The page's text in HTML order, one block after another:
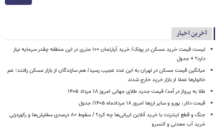
آخرین اخبار
لیست قیمت خرید مسکن در پونک/ خرید آپارتمان ۱۰۰ متری در این منطقه چقدر سرمایه نیاز
دارد؟ + جدول
میانگین قیمت مسکن در تهران به این عدد عجیب رسید/ هم سازندگان از بازار مسکن رفتند؛ عم
خانوارها عملا از بازار خرید خارج شدند
طلا به پرواز در آمد/ قیمت جدید طلای جهانی امروز ۱۸ مرداد ۱۴۰۵
قیمت دلار، یورو و سایر ارزها امروز ۱۸ مردادماه ۱۴۰۵/ جدول
جنگ و قطع اینترنت با خرید آنلاین ایرانی‌ها چه کرد؟ / سقوط ۸۰ درصدی سفارش‌ها و رکوردزنی
خرید آب معدنی و کنسرو